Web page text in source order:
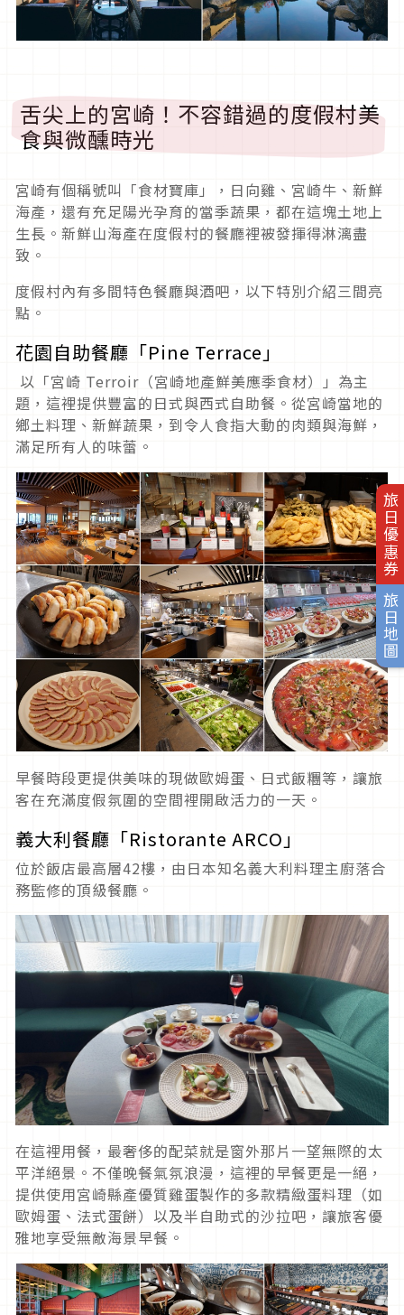
旅日優惠券
旅日地圖
舌尖上的宮崎！不容錯過的度假村美
食與微醺時光
宮崎有個稱號叫「食材寶庫」，日向雞、宮崎牛、新鮮
海產，還有充足陽光孕育的當季蔬果，都在這塊土地上
生長。新鮮山海產在度假村的餐廳裡被發揮得淋漓盡
致。
度假村內有多間特色餐廳與酒吧，以下特別介紹三間亮
點。
花園自助餐廳「Pine Terrace」
以「宮崎 Terroir（宮崎地產鮮美應季食材）」為主
題，這裡提供豐富的日式與西式自助餐。從宮崎當地的
鄉土料理、新鮮蔬果，到令人食指大動的肉類與海鮮，
滿足所有人的味蕾。
早餐時段更提供美味的現做歐姆蛋、日式飯糰等，讓旅
客在充滿度假氛圍的空間裡開啟活力的一天。
義大利餐廳「Ristorante ARCO」
位於飯店最高層42樓，由日本知名義大利料理主廚落合
務監修的頂級餐廳。
在這裡用餐，最奢侈的配菜就是窗外那片一望無際的太
平洋絕景。不僅晚餐氣氛浪漫，這裡的早餐更是一絕，
提供使用宮崎縣產優質雞蛋製作的多款精緻蛋料理（如
歐姆蛋、法式蛋餅）以及半自助式的沙拉吧，讓旅客優
雅地享受無敵海景早餐。